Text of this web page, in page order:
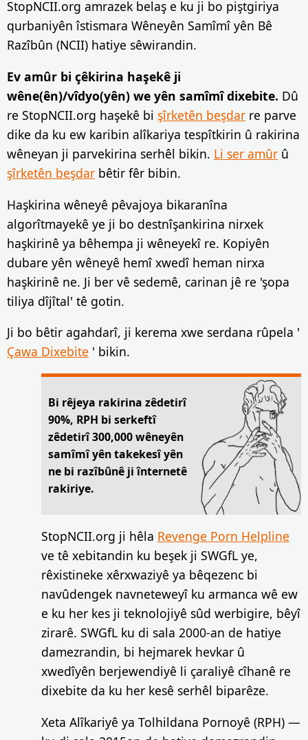
StopNCII.org amrazek belaş e ku ji bo piştgiriya
qurbaniyên îstismara Wêneyên Samîmî yên Bê
Razîbûn (NCII) hatiye sêwirandin.
Ev amûr bi çêkirina haşekê ji
wêne(ên)/vîdyo(yên) we yên samîmî dixebite. Dû
re StopNCII.org haşekê bi şîrketên beşdar re parve
dike da ku ew karibin alîkariya tespîtkirin û rakirina
wêneyan ji parvekirina serhêl bikin. Li ser amûr û
şîrketên beşdar bêtir fêr bibin.
Haşkirina wêneyê pêvajoya bikaranîna
algorîtmayekê ye ji bo destnîşankirina nirxek
haşkirinê ya bêhempa ji wêneyekî re. Kopiyên
dubare yên wêneyê hemî xwedî heman nirxa
haşkirinê ne. Ji ber vê sedemê, carinan jê re 'şopa
tiliya dîjîtal' tê gotin.
Ji bo bêtir agahdarî, ji kerema xwe serdana rûpela '
Çawa Dixebite ' bikin.
Bi rêjeya rakirina zêdetirî
90%, RPH bi serkeftî
zêdetirî 300,000 wêneyên
samîmî yên takekesî yên
ne bi razîbûnê ji înternetê
rakiriye.
StopNCII.org ji hêla Revenge Porn Helpline
ve tê xebitandin ku beşek ji SWGfL ye,
rêxistineke xêrxwaziyê ya bêqezenc bi
navûdengek navneteweyî ku armanca wê ew
e ku her kes ji teknolojiyê sûd werbigire, bêyî
zirarê. SWGfL ku di sala 2000-an de hatiye
damezrandin, bi hejmarek hevkar û
xwedîyên berjewendiyê li çaraliyê cîhanê re
dixebite da ku her kesê serhêl biparêze.
Xeta Alîkariyê ya Tolhildana Pornoyê (RPH) —